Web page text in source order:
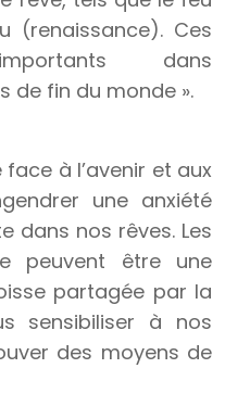
(renaissance). Ces
dans
de fin du monde ».
à l’avenir et aux
une anxiété
dans nos rêves. Les
peuvent être une
partagée par la
sensibiliser à nos
des moyens de